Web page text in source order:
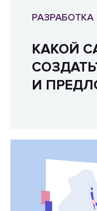
РАЗРАБОТКА
КАКОЙ
И